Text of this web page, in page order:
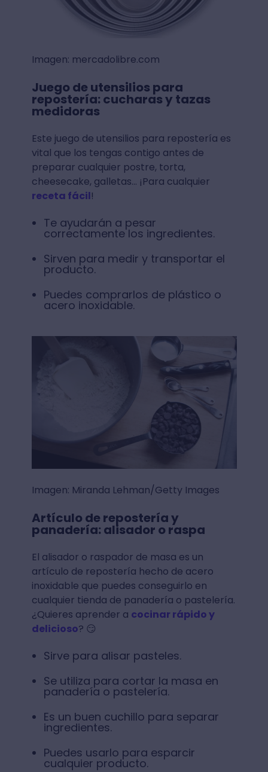
Imagen: mercadolibre.com
Juego de utensilios para
repostería: cucharas y tazas
medidoras
Este juego de utensilios para repostería es
vital que los tengas contigo antes de
preparar cualquier postre, torta,
cheesecake, galletas… ¡Para cualquier
receta fácil!
Te ayudarán a pesar
correctamente los ingredientes.
Sirven para medir y transportar el
producto.
Puedes comprarlos de plástico o
acero inoxidable.
Imagen: Miranda Lehman/Getty Images
Artículo de repostería y
panadería: alisador o raspa
El alisador o raspador de masa es un
artículo de repostería hecho de acero
inoxidable que puedes conseguirlo en
cualquier tienda de panadería o pastelería.
¿Quieres aprender a cocinar rápido y
delicioso? 😏
Sirve para alisar pasteles.
Se utiliza para cortar la masa en
panadería o pastelería.
Es un buen cuchillo para separar
ingredientes.
Puedes usarlo para esparcir
cualquier producto.